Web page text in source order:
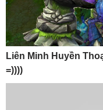
Liên Minh Huyền
=))))